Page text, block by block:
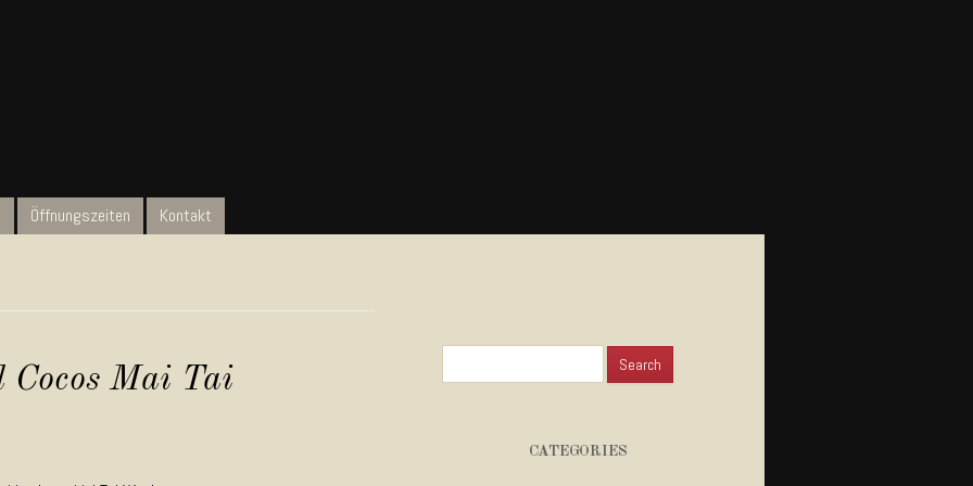
Öffnungszeiten Kontakt
Cocos Mai Tai
CATEGORIES